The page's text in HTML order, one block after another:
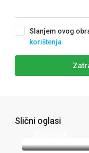
Slanjem ovog
korištenja.
Slični oglasi